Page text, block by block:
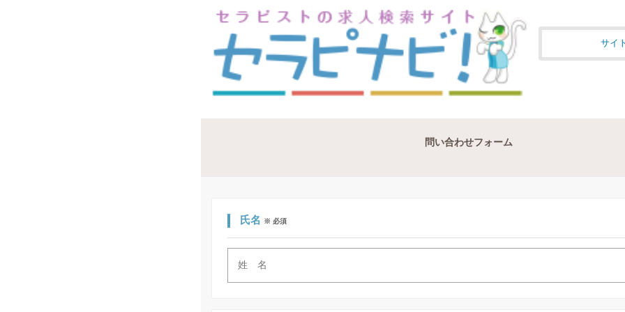
サイ
問い合わせフォーム
氏名 ※ 必須